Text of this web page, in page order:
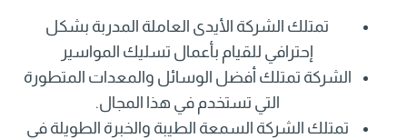
تمتلك الشركة الأيدى العاملة المدربة بشكل
إحترافي للقيام بأعمال تسليك المواسير
الشركة تمتلك أفضل الوسائل والمعدات المتطورة
التي تستخدم في هذا المجال.
تمتلك الشركة السمعة الطيبة والخبرة الطويلة في